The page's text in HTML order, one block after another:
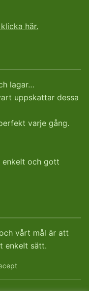
här.
lagar…
uppskattar dessa
varje gång.
enkelt och gott
vårt mål är att
enkelt sätt.